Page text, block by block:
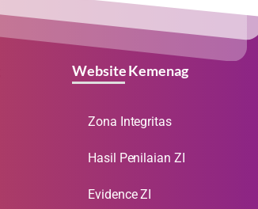
Website Kemenag
Zona Integritas
Hasil Penilaian ZI
Evidence ZI